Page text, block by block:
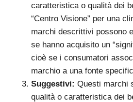
caratteristica o qualità dei
“Centro Visione” per una
marchi descrittivi possono
se hanno acquisito un
cioè se i consumatori
marchio a una fonte
Suggestivi: Questi marchi
qualità o caratteristica dei